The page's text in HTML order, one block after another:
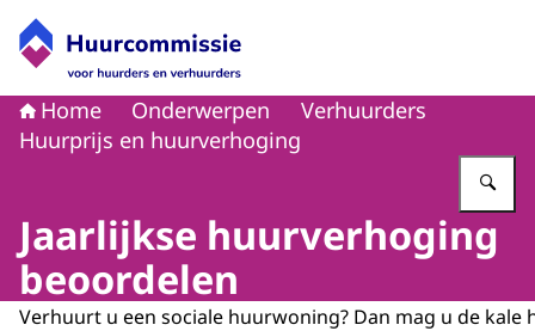
Naar de homepage van Huurcommissie
Home Onderwerpen
Verhuurders
Huurprijs en huurverhoging
Jaarlijkse huurverhoging
beoordelen
Verhuurt u een sociale huurwoning? Dan mag u de kale